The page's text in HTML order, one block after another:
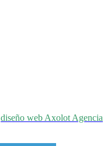
diseño web Axolot Agencia